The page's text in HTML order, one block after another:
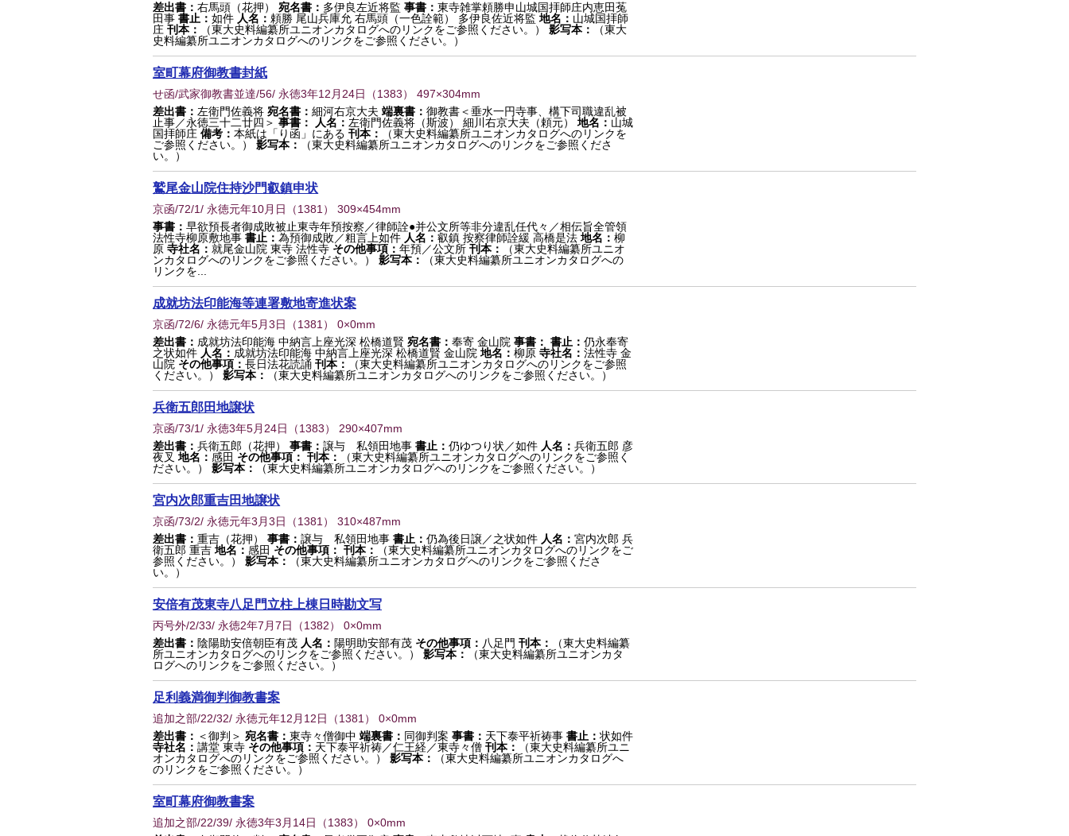
差出書： 右馬頭（花押） 宛名書： 多伊良左近将監 事書： 東寺雑掌頼勝申山城国拝師庄内恵田菟
田事 書止： 如件 人名： 頼勝 尾山兵庫允 右馬頭（一色詮範） 多伊良佐近将監 地名： 山城国拝師
庄 刊本： （東大史料編纂所ユニオンカタログへのリンクをご参照ください。） 影写本：
（東大
史料編纂所ユニオンカタログへのリンクをご参照ください。）
室町幕府御教書封紙
せ函/武家御教書並達/56/ 永徳3年12月24日 （1383） 497×304mm
差出書： 左衛門佐義将 宛名書： 細河右京大夫 端裏書： 御教書＜垂水一円寺事、構下司職違乱被
止事／永徳三十二廿四＞ 事書： 人名： 左衛門佐義将（斯波） 細川右京大夫（頼元） 地名： 山城
国拝師庄 備考： 本紙は「り函」にある 刊本：
（東大史料編纂所ユニオンカタログへのリンクを
ご参照ください。）
影写本：
（東大史料編纂所ユニオンカタログへのリンクをご参照くださ
い。）
鷲尾金山院住持沙門叡鎮申状
京函/72/1/ 永徳元年10月日 （1381 ） 309×454mm
事書： 早欲預長者御成敗被止東寺年預按察／律師詮●并公文所等非分違乱任代々／相伝旨全管領
法性寺柳原敷地事 書止： 為預御成敗／粗言上如件 人名： 叡鎮 按察律師詮緩 高橋是法 地名： 柳
原 寺社名： 就尾金山院 東寺 法性寺 その他事項： 年預／公文所 刊本：
（東大史料編纂所ユニオ
ンカタログへのリンクをご参照ください。）
影写本：
（東大史料編纂所ユニオンカタログへの
リンクを...
成就坊法印能海等連署敷地寄進状案
京函/72/6/ 永徳元年5月3日 （1381 ） 0×0mm
差出書： 成就坊法印能海 中納言上座光深 松橋道賢 宛名書： 奉寄 金山院 事書： 書止： 仍永奉寄
之状如件 人名： 成就坊法印能海 中納言上座光深 松橋道賢 金山院 地名： 柳原 寺社名： 法性寺 金
山院 その他事項： 長日法花読誦 刊本：
（東大史料編纂所ユニオンカタログへのリンクをご参照
ください。）
影写本： （東大史料編纂所ユニオンカタログへのリンクをご参照ください。）
兵衛五郎田地譲状
京函/73/1/ 永徳3年5月24日 （1383） 290×407mm
差出書： 兵衛五郎（花押） 事書： 譲与 私領田地事 書止： 仍ゆつり状／如件 人名： 兵衛五郎 彦
夜叉 地名： 感田 その他事項： 刊本：
（東大史料編纂所ユニオンカタログへのリンクをご参照く
ださい。）
影写本： （東大史料編纂所ユニオンカタログへのリンクをご参照ください。）
宮内次郎重吉田地譲状
京函/73/2/ 永徳元年3月3日 （1381 ） 310×487mm
差出書： 重吉（花押） 事書： 譲与 私領田地事 書止： 仍為後日譲／之状如件 人名： 宮内次郎 兵
衛五郎 重吉 地名： 感田 その他事項： 刊本：
（東大史料編纂所ユニオンカタログへのリンクをご
参照ください。）
影写本：
（東大史料編纂所ユニオンカタログへのリンクをご参照くださ
い。）
安倍有茂東寺八足門立柱上棟日時勘文写
丙号外/2/33/ 永徳2年7月7日 （1382） 0×0mm
差出書： 陰陽助安倍朝臣有茂 人名： 陽明助安部有茂 その他事項： 八足門 刊本：
（東大史料編纂
所ユニオンカタログへのリンクをご参照ください。）
影写本：
（東大史料編纂所ユニオンカタ
ログへのリンクをご参照ください。）
足利義満御判御教書案
追加之部/22/32/ 永徳元年12月12日 （1381 ） 0×0mm
差出書： ＜御判＞ 宛名書： 東寺々僧御中 端裏書： 同御判案 事書： 天下泰平祈祷事 書止： 状如件
寺社名： 講堂 東寺 その他事項： 天下泰平祈祷／仁王経／東寺々僧 刊本：
（東大史料編纂所ユニ
オンカタログへのリンクをご参照ください。）
影写本：
（東大史料編纂所ユニオンカタログへ
のリンクをご参照ください。）
室町幕府御教書案
追加之部/22/39/ 永徳3年3月14日 （1383） 0×0mm